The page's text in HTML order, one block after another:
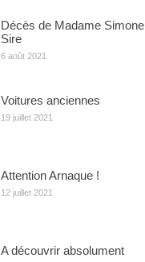
Décès de Madame Simone
Sire
6 août 2021
Voitures anciennes
19 juillet 2021
Attention Arnaque !
12 juillet 2021
A découvrir absolument